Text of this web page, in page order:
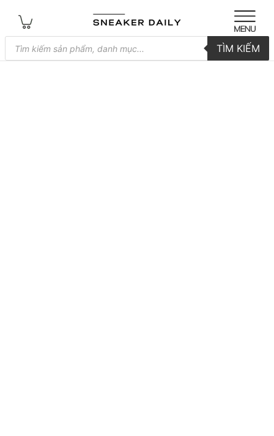
Tìm
kiếm
sản
TÌM KIẾM